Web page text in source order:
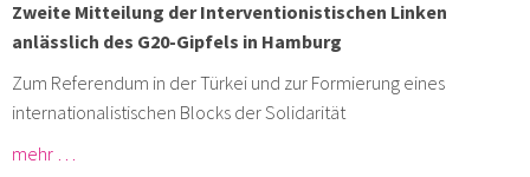
Zweite Mitteilung der Interventionistischen Linken
anlässlich des G20-Gipfels in Hamburg
Zum Referendum in der Türkei und zur Formierung eines
internationalistischen Blocks der Solidarität
mehr …